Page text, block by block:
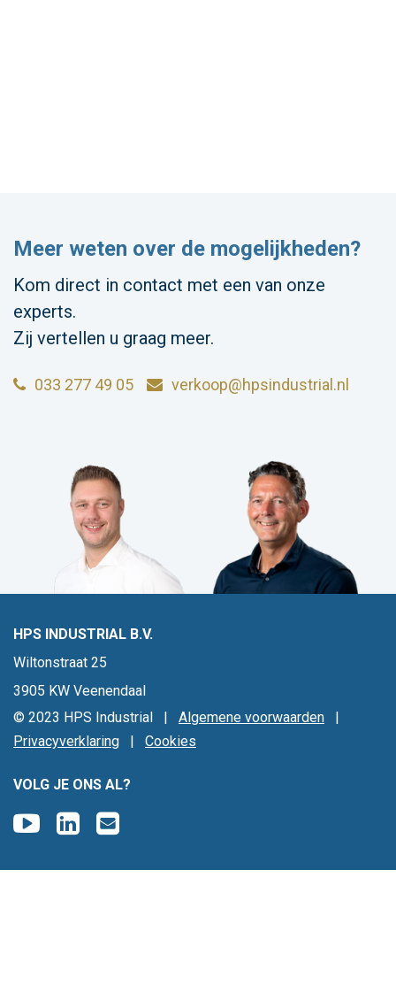
Meer weten over de mogelijkheden?
Kom direct in contact met een van onze
experts.
Zij vertellen u graag meer.
033 277 49 05 verkoop@hpsindustrial.nl
HPS INDUSTRIAL B.V.
Wiltonstraat 25
3905 KW Veenendaal
© 2023 HPS Industrial | Algemene voorwaarden
Privacyverklaring
Cookies
VOLG JE ONS AL?